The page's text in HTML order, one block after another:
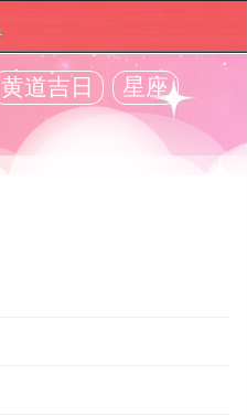
黄道吉日 星座